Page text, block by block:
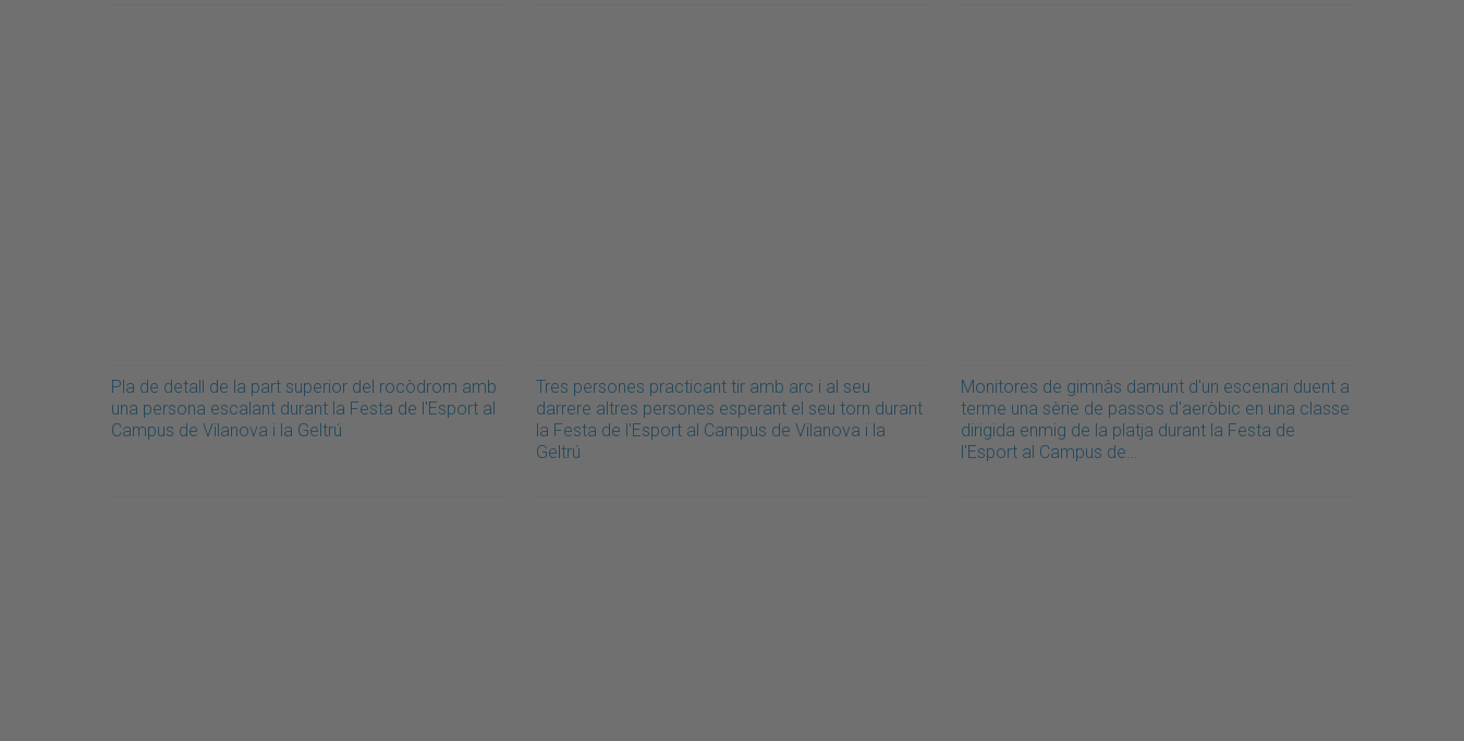
Pla de detall de la part superior del rocòdrom amb
una persona escalant durant la Festa de l'Esport al
Campus de Vilanova i la Geltrú
Tres persones practicant tir amb arc i al seu
darrere altres persones esperant el seu torn durant
la Festa de l'Esport al Campus de Vilanova i la
Geltrú
Monitores de gimnàs damunt d'un escenari duent a
terme una sèrie de passos d'aeròbic en una classe
dirigida enmig de la platja durant la Festa de
l'Esport al Campus de…